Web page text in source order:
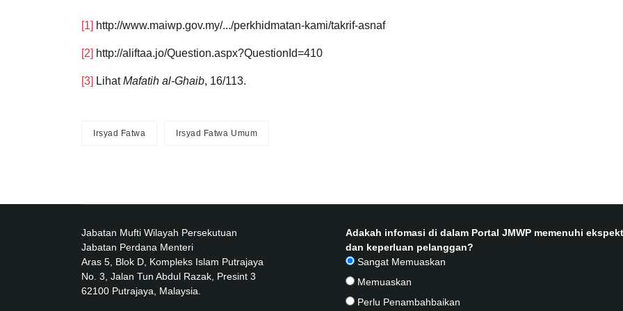
[1] http://www.maiwp.gov.my/.../perkhidmatan-kami/takrif-asnaf
[2] http://aliftaa.jo/Question.aspx?QuestionId=410
[3] LihatMafatih al-Ghaib, 16/113.
Irsyad Fatwa Irsyad Fatwa Umum
Jabatan Mufti Wilayah Persekutuan
Jabatan Perdana Menteri
Aras 5, Blok D, Kompleks Islam Putrajaya
No. 3, Jalan Tun Abdul Razak, Presint 3
62100 Putrajaya, Malaysia.
Adakah infomasi di dalam Portal JMWP memenuhi
dan keperluan pelanggan?
Sangat Memuaskan
Memuaskan
Perlu Penambahbaikan